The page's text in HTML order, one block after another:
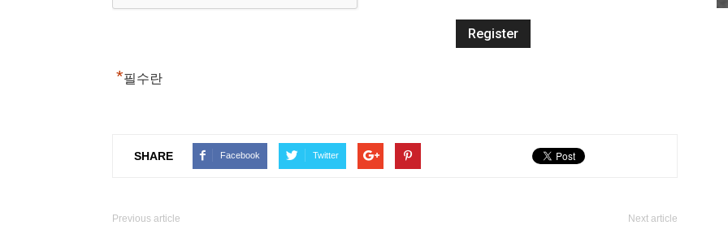
*필수란
SHARE Facebook Twitter
Previous article Next article